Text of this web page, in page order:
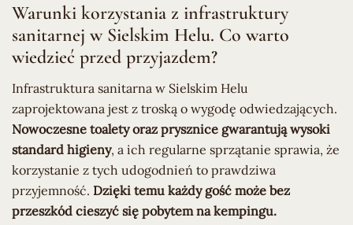
Warunki korzystania z infrastruktury
sanitarnej w Sielskim Helu. Co warto
wiedzieć przed przyjazdem?
Infrastruktura sanitarna w Sielskim Helu
zaprojektowana jest z troską o wygodę odwiedzających.
Nowoczesne toalety oraz prysznice gwarantują wysoki
standard higieny, a ich regularne sprzątanie sprawia, że
korzystanie z tych udogodnień to prawdziwa
przyjemność. Dzięki temu każdy gość może bez
przeszkód cieszyć się pobytem na kempingu.